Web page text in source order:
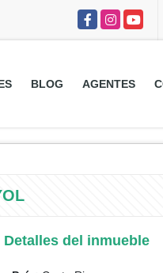
Facebook
InstagramYouTube
BLOG AGENTES
Detalles del inmueble